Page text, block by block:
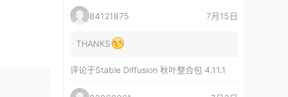
84121875 7月15日
THANKS
评论于Stable Diffusion 秋叶整合包 4.11.1